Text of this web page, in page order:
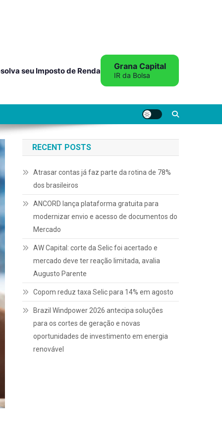
seu Imposto de Renda Grana Capital
IR da Bolsa
RECENT POSTS
Atrasar contas já faz parte da rotina de 78%
dos brasileiros
ANCORD lança plataforma gratuita para
modernizar envio e acesso de documentos do
Mercado
AW Capital: corte da Selic foi acertado e
mercado deve ter reação limitada, avalia
Augusto Parente
Copom reduz taxa Selic para 14% em agosto
Brazil Windpower 2026 antecipa soluções
para os cortes de geração e novas
oportunidades de investimento em energia
renovável